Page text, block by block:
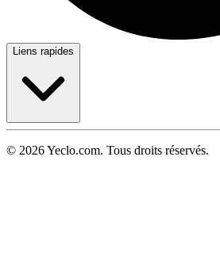
Liens rapides
© 2026 Yeclo.com. Tous droits réservés.